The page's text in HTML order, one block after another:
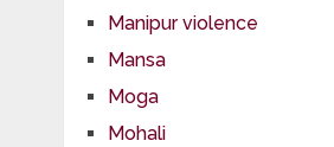
Manipur violence
Mansa
Moga
Mohali